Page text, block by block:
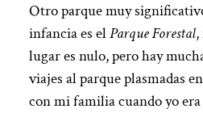
Otro parque muy
infancia es elParque Forestal,
lugar es nulo, pero hay
viajes al parque plasmadas
con mi familia cuando yo